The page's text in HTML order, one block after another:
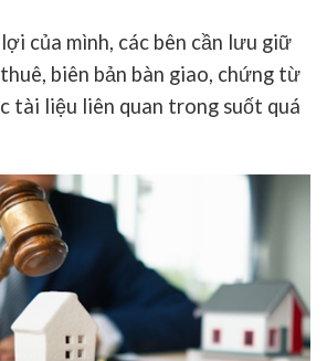
của mình, các bên cần lưu giữ
biên bản bàn giao, chứng từ
tài liệu liên quan trong suốt quá